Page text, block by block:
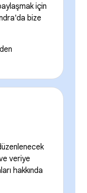
için
bize
veriye
hakkında